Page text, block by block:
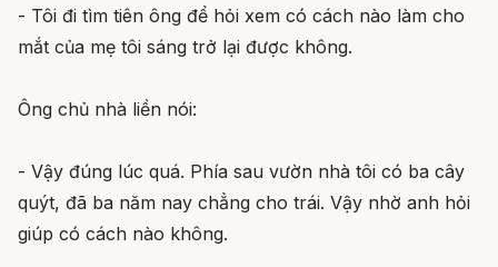
- Tôi đi tìm tiên ông để hỏi xem có cách nào làm cho
mắt của mẹ tôi sáng trở lại được không.
Ông chủ nhà liền nói:
- Vậy đúng lúc quá. Phía sau vườn nhà tôi có ba cây
quýt, đã ba năm nay chẳng cho trái. Vậy nhờ anh hỏi
giúp có cách nào không.